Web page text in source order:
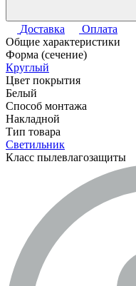
Доставка
Оплата
Общие характеристики
Форма (сечение)
Круглый
Цвет покрытия
Белый
Способ монтажа
Накладной
Тип товара
Светильник
Класс пылевлагозащиты